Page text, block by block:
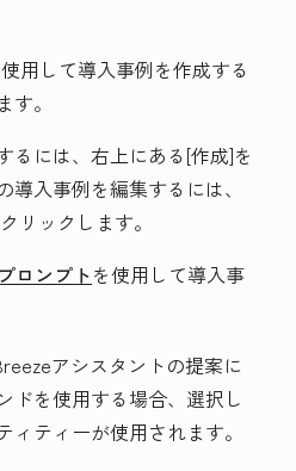
用して導入事例を作成する
。
るには、右上にある[作成]を
入事例を編集するには、
リックします。
ロンプトを使用して導入事
アシスタントの提案に
ドを使用する場合、選択し
ティーが使用されます。